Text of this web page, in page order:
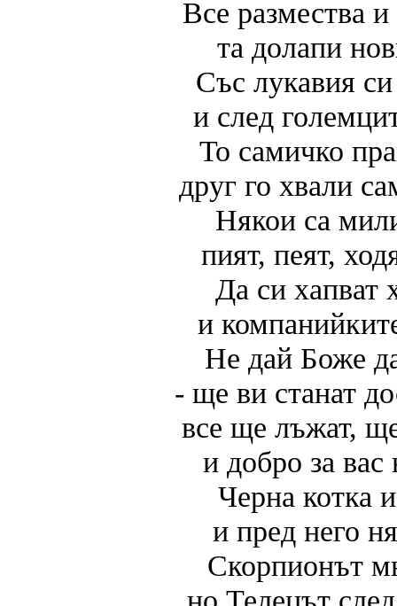
Все размества
та долапи
Със лукавия
и след
То самичко
друг го хвали
Някои са
пият, пеят,
Да си хапват
и
Не дай Боже
- ще ви станат
все ще лъжат,
и добро за
Черна котка
и пред него
Скорпионът